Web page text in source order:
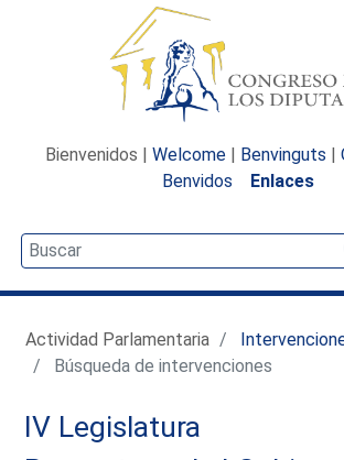
Bienvenidos | Welcome | Benvinguts |
Benvidos
Enlaces
Actividad Parlamentaria
Búsqueda de intervenciones
IV Legislatura